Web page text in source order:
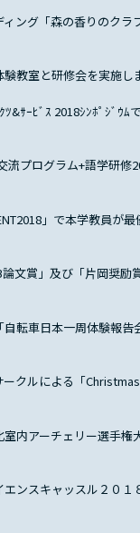
ング「森の香りのクラ
教室と研修会を実施し
ﾂ&ｻｰﾋﾞｽ 2018ｼﾝﾎﾟｼﾞｳﾑ
流プログラム+語学研修
」で本学教員が
文賞」及び「片岡奨励
転車日本一周体験報告
ークルによる「
内アーチェリー選手権
ンスキャッスル２０１